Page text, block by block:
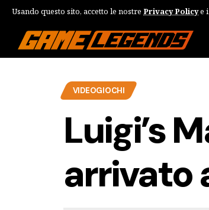
Usando questo sito, accetto le nostre Privacy Policye i
VIDEOGIOCHI
Luigi’s
arrivato